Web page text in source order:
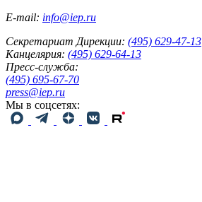
E-mail: info@iep.ru
Секретариат Дирекции: (495) 629-47-13
Канцелярия: (495) 629-64-13
Пресс-служба:
(495) 695-67-70
press@iep.ru
Мы в соцсетях: